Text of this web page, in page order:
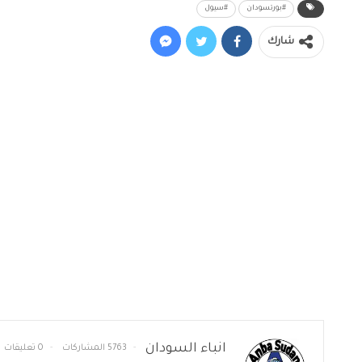
#بورتسودان #سيول
شارك
انباء السودان 5763 المشاركات 0 تعليقات